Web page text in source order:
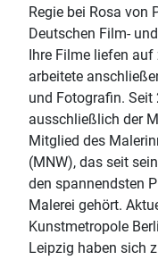
Regie bei Rosa von
Deutschen Film-
Ihre Filme liefen
arbeitete
und Fotografin.
ausschließlich der
Mitglied des
(MNW), das seit
den spannendsten
Malerei gehört.
Kunstmetropole
Leipzig haben sich